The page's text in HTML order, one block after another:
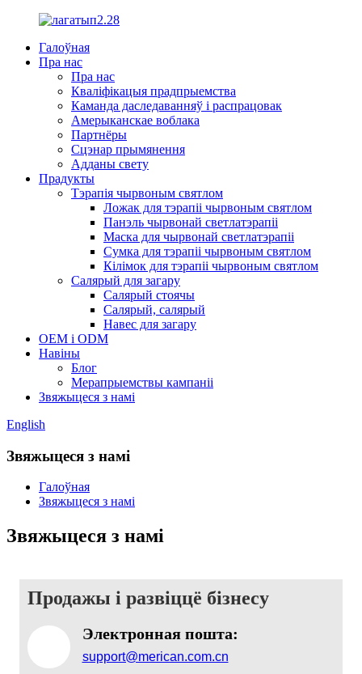
Галоўная
Пра нас
Пра нас
Кваліфікацыя прадпрыемства
Каманда даследаванняў і распрацовак
Амерыканскае воблака
Партнёры
Сцэнар прымянення
Адданы свету
Прадукты
Тэрапія чырвоным святлом
Ложак для тэрапіі чырвоным святлом
Панэль чырвонай светлатэрапіі
Маска для чырвонай светлатэрапіі
Сумка для тэрапіі чырвоным святлом
Кілімок для тэрапіі чырвоным святлом
Салярый для загару
Салярый стоячы
Салярый, салярый
Навес для загару
OEM і ODM
Навіны
Блог
Мерапрыемствы кампаніі
Звяжыцеся з намі
English
Звяжыцеся з намі
Галоўная
Звяжыцеся з намі
Звяжыцеся з намі
Продажы і развіццё бізнесу
Электронная пошта:
support@merican.com.cn